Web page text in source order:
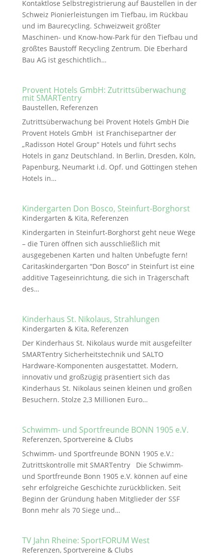
Kontaktlose Selbstregistrierung auf Baustellen in der
Schweiz Pionierleistungen im Tiefbau, im Rückbau
und im Baurecycling. Schweizweit größter
Maschinen- und Know-how-Park für den Tiefbau und
größtes Baustoff Recycling Zentrum. Die Eberhard
Bau AG ist geschichtlich…
Provent Hotels GmbH: Zutrittsüberwachung
mit SMARTentry
Baustellen, Referenzen
Zutrittsüberwachung bei Provent Hotels GmbH Die
Provent Hotels GmbH ist Franchisepartner der
„Radisson Hotel Group“ Hotels und führt sechs
Hotels in ganz Deutschland. In Berlin, Dresden, Köln,
Papenburg, Neumarkt i.d. Opf. und Göttingen stehen
Hotels in…
Kindergarten Don Bosco, Steinfurt-Borghorst
Kindergarten & Kita, Referenzen
Kindergarten in Steinfurt-Borghorst geht neue Wege
– die Türen öffnen sich ausschließlich mit
ausgegebenen Karten und halten Unbefugte fern!
Caritaskindergarten “Don Bosco” in Steinfurt ist eine
additive Tageseinrichtung, die sich in Trägerschaft
des…
Kinderhaus St. Nikolaus, Strahlungen
Kindergarten & Kita, Referenzen
Der Kinderhaus St. Nikolaus wurde mit ausgefeilter
SMARTentry Sicherheitstechnik und SALTO
Hardware-Komponenten ausgestattet. Modern,
innovativ und großzügig präsentiert sich das
Kinderhaus St. Nikolaus seinen kleinen und großen
Besuchern. Stolze 2,3 Millionen Euro…
Schwimm- und Sportfreunde BONN 1905 e.V.
Referenzen, Sportvereine & Clubs
Schwimm- und Sportfreunde BONN 1905 e.V.:
Zutrittskontrolle mit SMARTentry Die Schwimm-
und Sportfreunde Bonn 1905 e.V. können auf eine
sehr erfolgreiche Geschichte zurückblicken. Seit
Beginn der Gründung haben Mitglieder der SSF
Bonn mehr als 70 Siege und…
TV Jahn Rheine: SportFORUM West
Referenzen, Sportvereine & Clubs